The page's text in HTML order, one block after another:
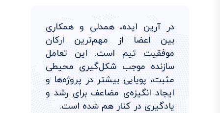
در آرین ایده، همدلی و همکاری
بین اعضا از مهم‌ترین ارکان
موفقیت تیم است. این تعامل
سازنده موجب شکل‌گیری محیطی
مثبت، پویایی بیشتر در پروژه‌ها و
ایجاد انگیزه‌ی مضاعف برای رشد و
یادگیری در کنار هم شده است.